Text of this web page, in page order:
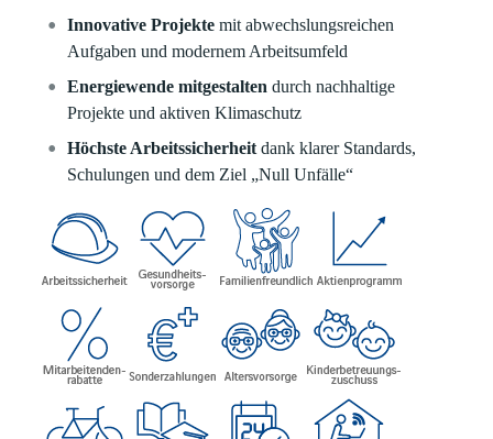
Innovative Projekte mit abwechslungsreichen
Aufgaben und modernem Arbeitsumfeld
Energiewende mitgestalten durch nachhaltige
Projekte und aktiven Klimaschutz
Höchste Arbeitssicherheit dank klarer Standards,
Schulungen und dem Ziel „Null Unfälle“